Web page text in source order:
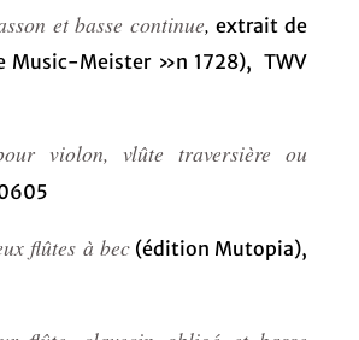
et basse continue, extrait de
Music-Meister »n 1728), TWV
violon, vlûte traversière ou
flûtes à bec(édition Mutopia),